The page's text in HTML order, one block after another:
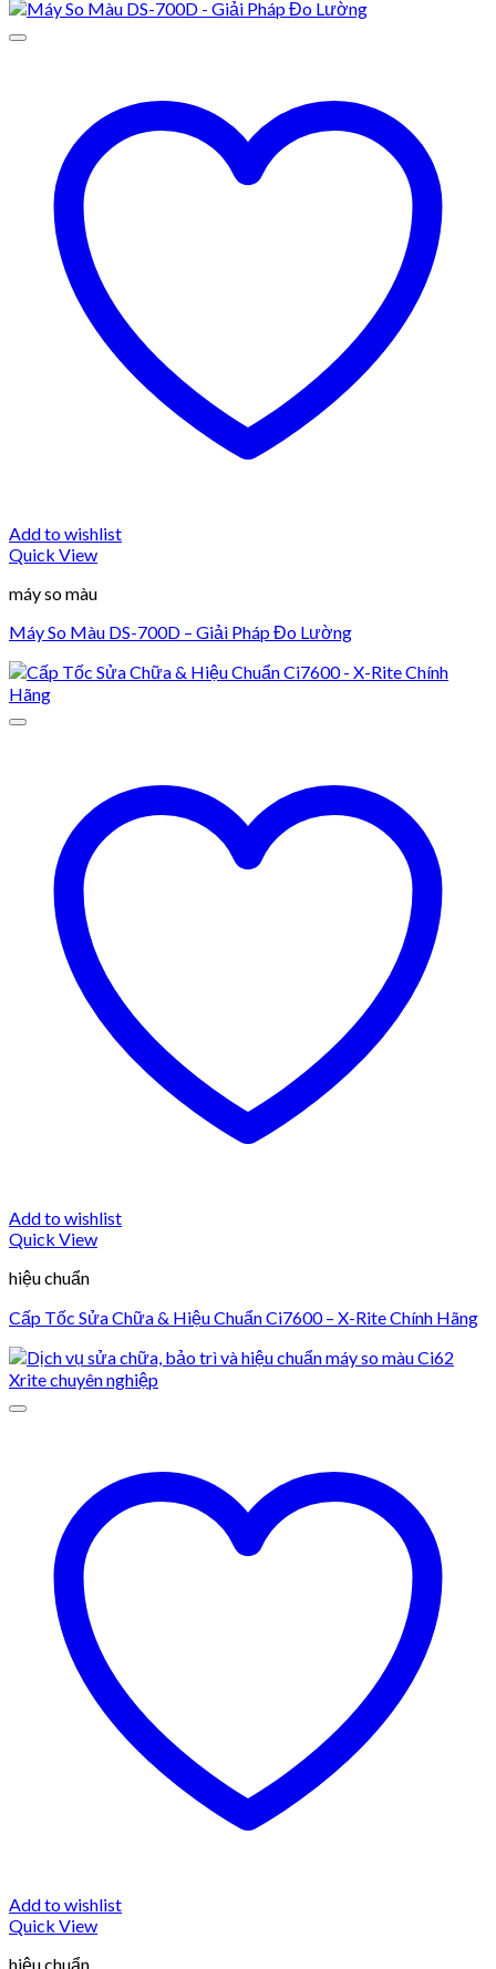
Add to wishlist
Quick View
máy so màu
Máy So Màu DS-700D – Giải Pháp Đo Lường
Add to wishlist
Quick View
hiệu chuẩn
Cấp Tốc Sửa Chữa & Hiệu Chuẩn Ci7600 – X-Rite Chính Hãng
Add to wishlist
Quick View
hiệu chuẩn